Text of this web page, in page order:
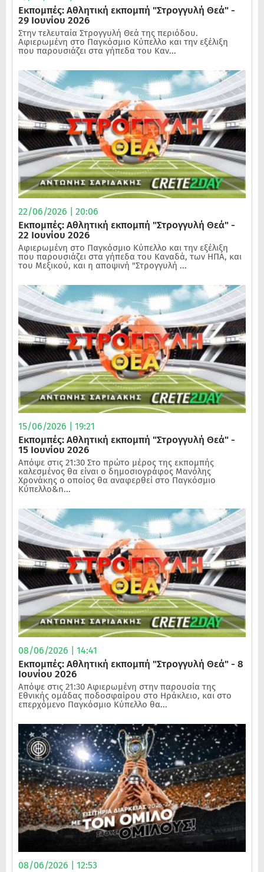
Εκπομπές: Αθλητική εκπομπή "Στρογγυλή Θεά" -
29 Ιουνίου 2026
Στην τελευταία Στρογγυλή Θεά της περιόδου.
Αφιερωμένη στο Παγκόσμιο Κύπελλο και την εξέλιξη
που παρουσιάζει στα γήπεδα του Καν...
22/06/2026 | 20:06
Εκπομπές: Αθλητική εκπομπή "Στρογγυλή Θεά" -
22 Ιουνίου 2026
Αφιερωμένη στο Παγκόσμιο Κύπελλο και την εξέλιξη
που παρουσιάζει στα γήπεδα του Καναδά, των ΗΠΑ, και
του Μεξικού, και η αποψινή "Στρογγυλή ...
15/06/2026 | 19:21
Εκπομπές: Αθλητική εκπομπή "Στρογγυλή Θεά" -
15 Ιουνίου 2026
Απόψε στις 21:30 Στο πρώτο μέρος της εκπομπής
καλεσμένος θα είναι ο δημοσιογράφος Μανόλης
Χρονάκης ο οποίος θα αναφερθεί στο Παγκόσμιο
Κύπελλο&n...
08/06/2026 | 14:41
Εκπομπές: Αθλητική εκπομπή "Στρογγυλή Θεά" - 8
Ιουνίου 2026
Απόψε στις 21:30 Αφιερωμένη στην παρουσία της
Εθνικής ομάδας ποδοσφαίρου στο Ηράκλειο, και στο
επερχόμενο Παγκόσμιο Κύπελλο θα...
08/06/2026 | 12:53